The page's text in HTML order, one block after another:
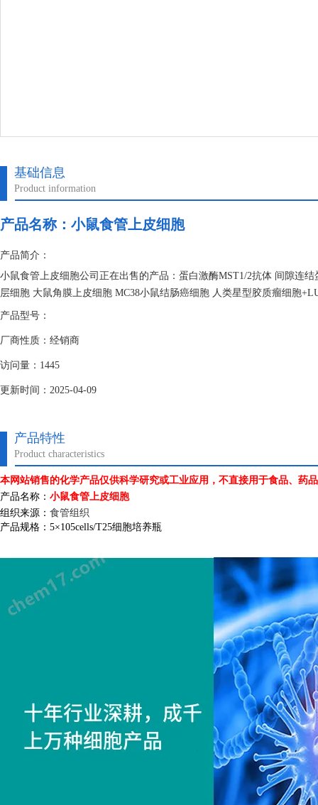
基础信息
Product information
产品名称： 小鼠食管上皮细胞
产品简介：
小鼠食管上皮细胞公司正在出售的产品：蛋白激酶MST1/2抗体 间隙连
层细胞 大鼠角膜上皮细胞 MC38小鼠结肠癌细胞 人类星型胶质瘤细胞
产品型号：
厂商性质：经销商
访问量：1445
更新时间：2025-04-09
产品特性
Product characteristics
本网站销售的化学产品仅供科学研究或工业应用，不直接用于食品、药
产品名称： 小鼠食管上皮细胞
组织来源： 食管组织
产品规格： 5×105cells/T25细胞培养瓶